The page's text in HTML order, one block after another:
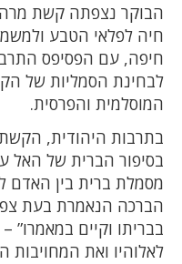
הבוקר נצפתה קשת
חיה לפלאי הטבע
חיפה, עם הפסיפס
לבחינת הסמליות של
המוסלמית והפרסית.
בתרבות היהודית,
בסיפור הברית של האל
מסמלת ברית בין האדם
הברכה הנאמרת בעת
בבריתו וקיים במאמרו”
לאלוהיו ואת